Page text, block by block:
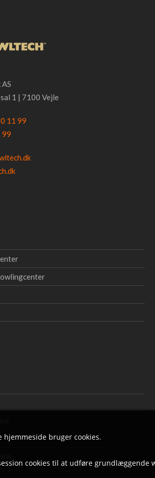
1 | 7100 Vejle
11 99
99
hjemmeside bruger cookies.
cookies til at udføre grundlæggende